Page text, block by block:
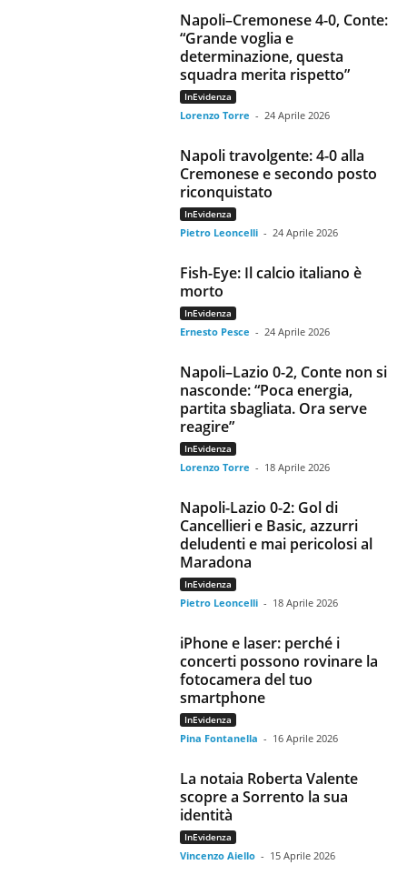
Napoli–Cremonese 4-0, Conte:
“Grande voglia e
determinazione, questa
squadra merita rispetto”
InEvidenza
Lorenzo Torre - 24 Aprile 2026
Napoli travolgente: 4-0 alla
Cremonese e secondo posto
riconquistato
InEvidenza
Pietro Leoncelli - 24 Aprile 2026
Fish-Eye: Il calcio italiano è
morto
InEvidenza
Ernesto Pesce - 24 Aprile 2026
Napoli–Lazio 0-2, Conte non si
nasconde: “Poca energia,
partita sbagliata. Ora serve
reagire”
InEvidenza
Lorenzo Torre - 18 Aprile 2026
Napoli-Lazio 0-2: Gol di
Cancellieri e Basic, azzurri
deludenti e mai pericolosi al
Maradona
InEvidenza
Pietro Leoncelli - 18 Aprile 2026
iPhone e laser: perché i
concerti possono rovinare la
fotocamera del tuo
smartphone
InEvidenza
Pina Fontanella - 16 Aprile 2026
La notaia Roberta Valente
scopre a Sorrento la sua
identità
InEvidenza
Vincenzo Aiello - 15 Aprile 2026